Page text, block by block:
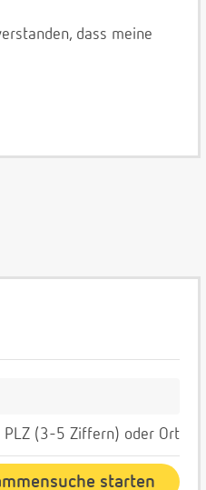
dass meine
PLZ (3-5 Ziffern) oder Ort